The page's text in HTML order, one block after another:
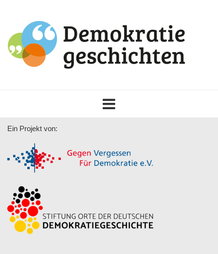
navigation
Ein Projekt von: